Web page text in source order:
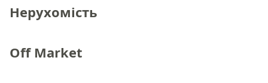
Нерухомість
Off Market